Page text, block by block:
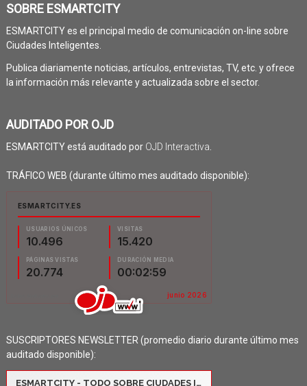
SOBRE ESMARTCITY
ESMARTCITY es el principal medio de comunicación on-line sobre
Ciudades Inteligentes.
Publica diariamente noticias, artículos, entrevistas, TV, etc. y ofrece
la información más relevante y actualizada sobre el sector.
AUDITADO POR OJD
ESMARTCITY está auditado por OJD Interactiva
TRÁFICO WEB (durante último mes auditado disponible):
SUSCRIPTORES NEWSLETTER (promedio diario durante último mes
auditado disponible):